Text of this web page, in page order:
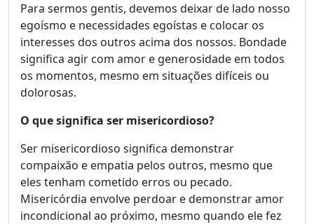
Para sermos gentis, devemos deixar de lado nosso
egoísmo e necessidades egoístas e colocar os
interesses dos outros acima dos nossos. Bondade
significa agir com amor e generosidade em todos
os momentos, mesmo em situações difíceis ou
dolorosas.
O que significa ser misericordioso?
Ser misericordioso significa demonstrar
compaixão e empatia pelos outros, mesmo que
eles tenham cometido erros ou pecado.
Misericórdia envolve perdoar e demonstrar amor
incondicional ao próximo, mesmo quando ele fez